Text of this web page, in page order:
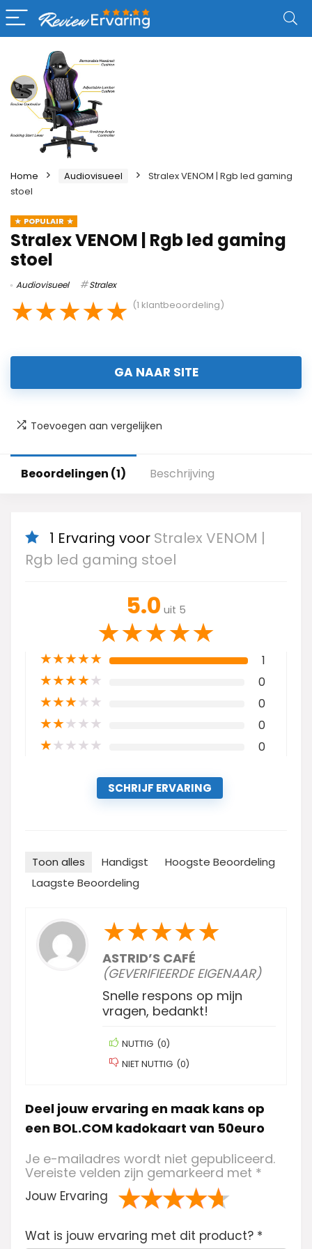
Home Audiovisueel
Stralex VENOM | Rgb led gaming
stoel
POPULAIR
Stralex VENOM | Rgb led gaming
stoel
Audiovisueel Stralex
★★★★★ (1 klantbeoordeling)
GA NAAR SITE
Toevoegen aan vergelijken
Beoordelingen (1) Beschrijving
1 Ervaring voor Stralex VENOM |
Rgb led gaming stoel
5.0 uit 5
★★★★★
★★★★★ 1
★★★★★ 0
★★★★★ 0
★★★★★ 0
★★★★★ 0
SCHRIJF ERVARING
Toon alles Handigst
Hoogste Beoordeling
Laagste Beoordeling
★★★★★
ASTRID’S CAFÉ
(GEVERIFIEERDE EIGENAAR)
Snelle respons op mijn
vragen, bedankt!
NUTTIG (0)
NIET NUTTIG (0)
Deel jouw ervaring en maak kans op
een BOL.COM kadokaart van 50euro
Je e-mailadres wordt niet gepubliceerd.
Vereiste velden zijn gemarkeerd met *
Jouw Ervaring
va
de 5
sterren
sterren
sterren
Wat is jouw ervaring met dit product? *